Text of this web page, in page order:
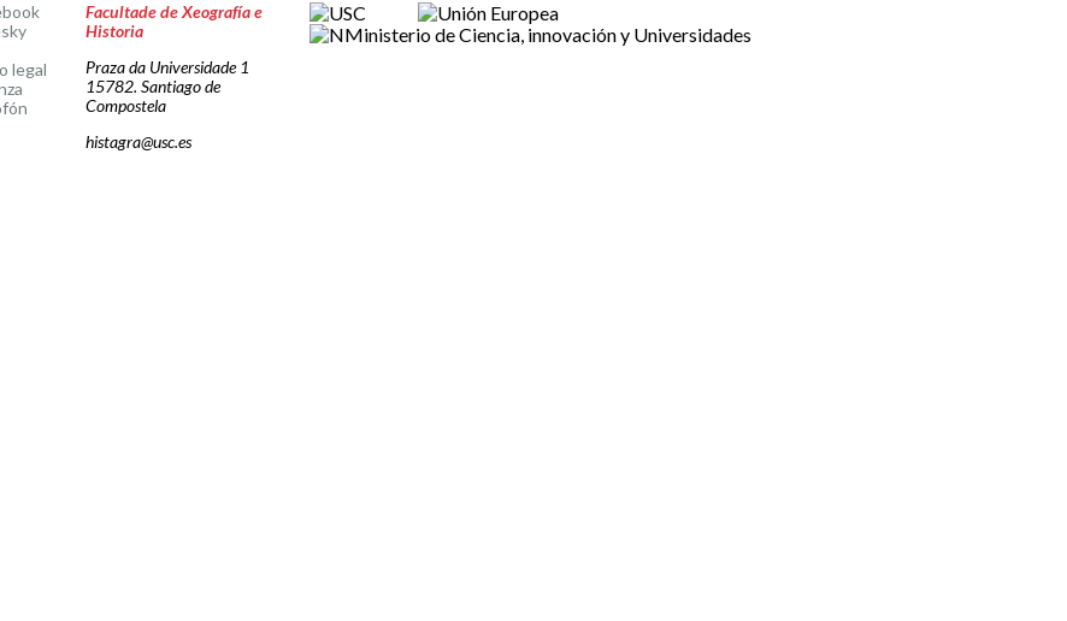
legal
Facultade de Xeografía e
Historia
Praza da Universidade 1
15782. Santiago de
Compostela
histagra@usc.es